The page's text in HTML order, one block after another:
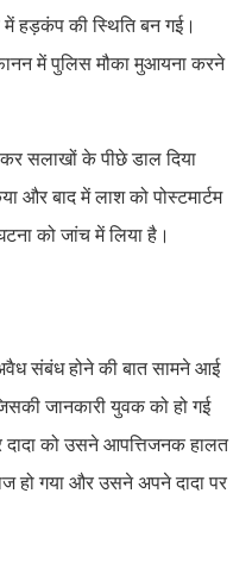
में हड़कंप की स्थिति बन गई।
में पुलिस मौका मुआयना करने
सलाखों के पीछे डाल दिया
और बाद में लाश को पोस्टमार्टम
को जांच में लिया है।
संबंध होने की बात सामने आई
जानकारी युवक को हो गई
को उसने आपत्तिजनक हालत
हो गया और उसने अपने दादा पर